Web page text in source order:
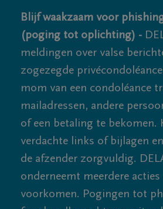
Blijf waakzaam voor
(poging tot oplichting) -
meldingen over valse
zogezegde
mom van een condoléance
mailadressen, andere
of een betaling te bekomen.
verdachte links of bijlagen
de afzender zorgvuldig.
onderneemt meerdere
voorkomen. Pogingen tot